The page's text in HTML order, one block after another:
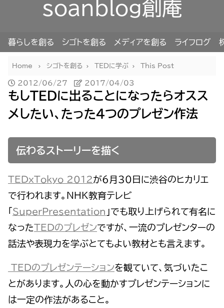
soanblog創庵
暮らしを創る シゴトを創る メディアを創る ライフログ
Home シゴトを創る TEDに学ぶ This Post
2012/06/27 2017/04/03
もしTEDに出ることになったらオスス
メしたい、たった４つのプレゼン作法
伝わるストーリーを描く
TEDxTokyo 2012が６月３０日に渋谷のヒカリエ
で行われます。NHK教育テレビ
SuperPresentation 」でも取り上げられて有名に
なったTEDのプレゼンですが、一流のプレゼンターの
話法や表現力を学ぶとてもよい教材とも言えます。
TEDのプレゼンテーションを観ていて、気づいたこ
とがあります。人の心を動かすプレゼンテーションに
は一定の作法があること。